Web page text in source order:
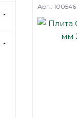
Арт.: 100546